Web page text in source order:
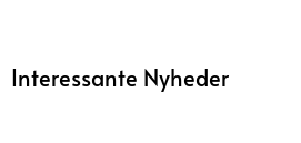
Interessante Nyheder